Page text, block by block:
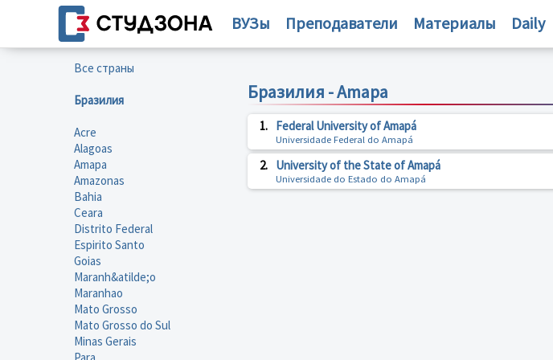
ВУЗы Преподаватели Материалы Daily
Все страны
Бразилия
Acre
Alagoas
Amapa
Amazonas
Bahia
Ceara
Distrito Federal
Espirito Santo
Goias
Maranh&atilde;o
Maranhao
Mato Grosso
Mato Grosso do Sul
Minas Gerais
Бразилия - Amapa
1. Federal University of Amapá
Universidade Federal do Amapá
2. University of the State of Amapá
Universidade do Estado do Amapá